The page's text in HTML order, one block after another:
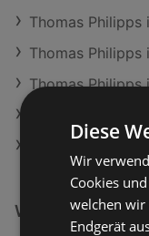
Thomas Philipps
Thomas Philipps
Thomas Philipps
Weiterführende
Diese
Wir
Cookies
welchen
Endgerät